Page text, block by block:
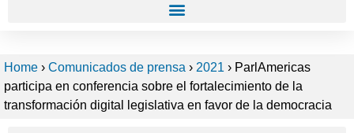
Home › Comunicados de prensa › 2021 › ParlAmericas
participa en conferencia sobre el fortalecimiento de la
transformación digital legislativa en favor de la democracia